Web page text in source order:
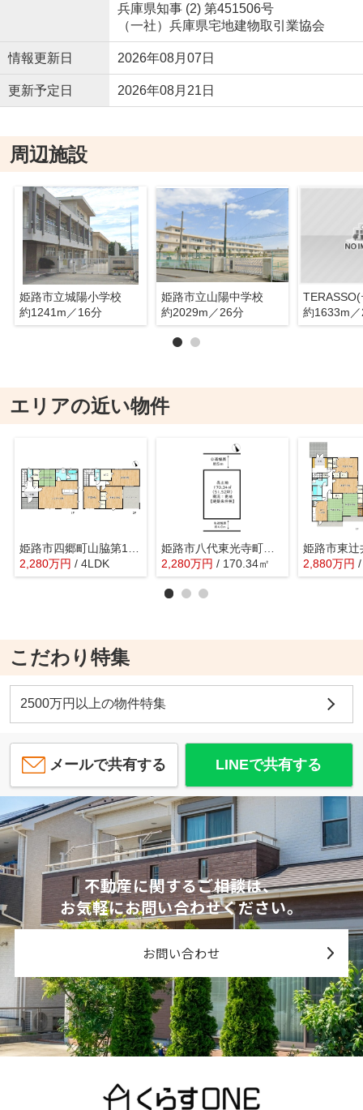
兵庫県知事 (2) 第451506号
（一社）兵庫県宅地建物取引業協会
情報更新日 2026年08月07日
更新予定日 2026年08月21日
周辺施設
姫路市立城陽小学校
約1241m／16分
姫路市立山陽中学校
約2029m／26分
約1633m
エリアの近い物件
2,280万円 / 4LDK
姫路市八代東光寺町Ⅱ期
2,280万円 / 170.34㎡ 2,880万円
こだわり特集
2500万円以上の物件特集
メールで共有する LINEで共有する
不動産に関するご相談は、
お気軽にお問い合わせください。
お問い合わせ